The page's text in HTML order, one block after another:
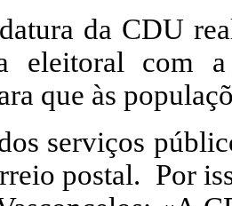
da CDU
eleitoral com
que às
serviços
postal. Por